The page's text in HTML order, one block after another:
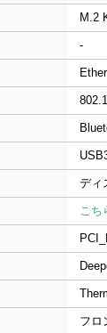
M.2
-
ディ
こち
フロ